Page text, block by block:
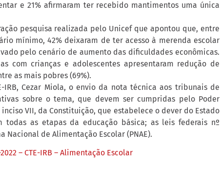
e 21% afirmaram ter recebido mantimentos uma única
pesquisa realizada pelo Unicef que apontou que, entre
mínimo, 42% deixaram de ter acesso à merenda escolar
pelo cenário de aumento das dificuldades econômicas.
com crianças e adolescentes apresentaram redução de
as mais pobres (69%).
IRB, Cezar Miola, o envio da nota técnica aos tribunais de
sobre o tema, que devem ser cumpridas pelo Poder
VII, da Constituição, que estabelece o dever do Estado
todas as etapas da educação básica; as leis federais nº
Nacional de Alimentação Escolar (PNAE).
– CTE-IRB – Alimentação Escolar